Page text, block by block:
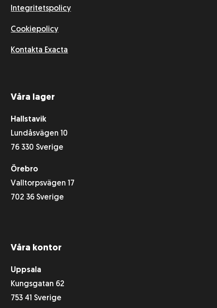
Integritetspolicy
Cookiepolicy
Kontakta Exacta
Våra lager
Hallstavik
Lundåsvägen 10
76 330 Sverige
Örebro
Valltorpsvägen 17
702 36 Sverige
Våra kontor
Uppsala
Kungsgatan 62
753 41 Sverige